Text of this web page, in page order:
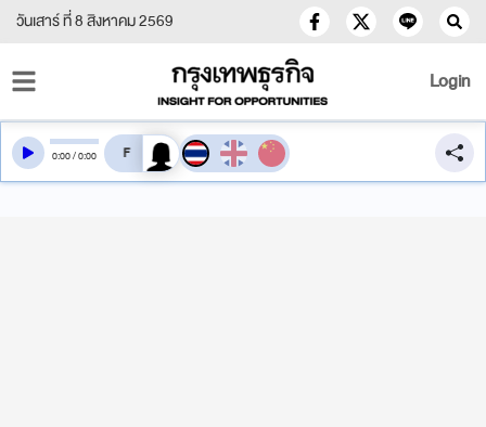
วันเสาร์ ที่ 8 สิงหาคม 2569
Login
0:00/0:00 สลับเสียงอ่าน